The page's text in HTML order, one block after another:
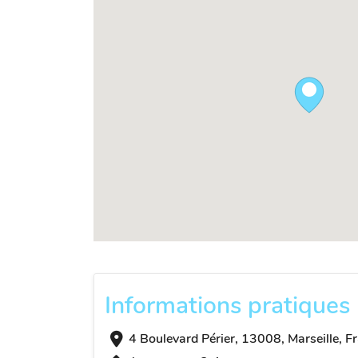
Informations pratiques
4 Boulevard Périer, 13008, Marseille,